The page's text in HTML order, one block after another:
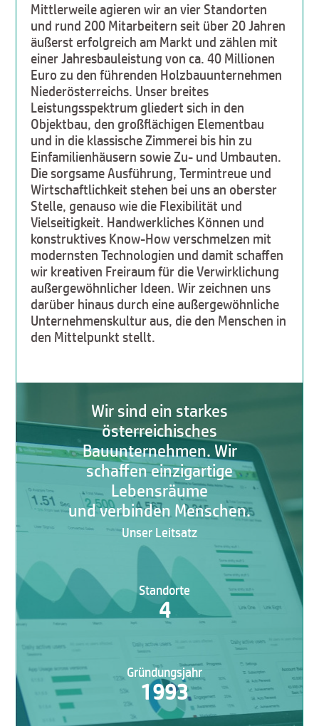
Mittlerweile agieren wir an vier Standorten
und rund 200 Mitarbeitern seit über 20 Jahren
äußerst erfolgreich am Markt und zählen mit
einer Jahresbauleistung von ca. 40 Millionen
Euro zu den führenden Holzbauunternehmen
Niederösterreichs. Unser breites
Leistungsspektrum gliedert sich in den
Objektbau, den großflächigen Elementbau
und in die klassische Zimmerei bis hin zu
Einfamilienhäusern sowie Zu- und Umbauten.
Die sorgsame Ausführung, Termintreue und
Wirtschaftlichkeit stehen bei uns an oberster
Stelle, genauso wie die Flexibilität und
Vielseitigkeit. Handwerkliches Können und
konstruktives Know-How verschmelzen mit
modernsten Technologien und damit schaffen
wir kreativen Freiraum für die Verwirklichung
außergewöhnlicher Ideen. Wir zeichnen uns
darüber hinaus durch eine außergewöhnliche
Unternehmenskultur aus, die den Menschen in
den Mittelpunkt stellt.
Wir sind ein starkes
österreichisches
Bauunternehmen. Wir
schaffen einzigartige
Lebensräume
und verbinden Menschen.
Unser Leitsatz
Standorte
4
Gründungsjahr
1993